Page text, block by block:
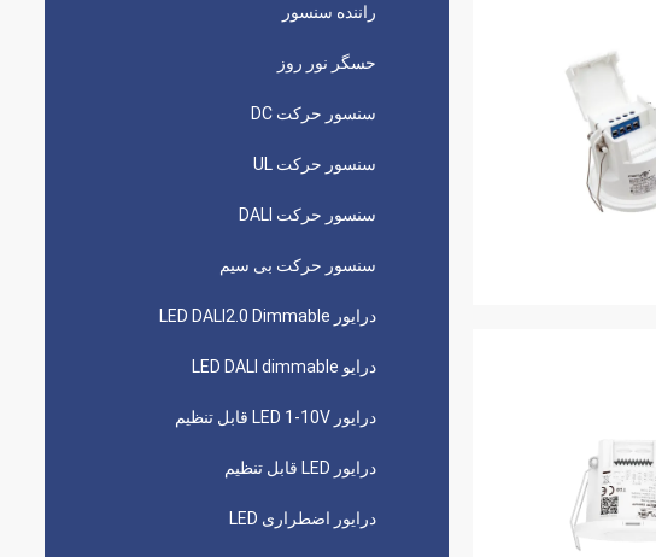
راننده سنسور
حسگر نور روز
سنسور حرکت DC
سنسور حرکت UL
سنسور حرکت DALI
سنسور حرکت بی سیم
درایور LED DALI2.0 Dimmable
درایو LED DALI dimmable
درایور LED 1-10V قابل تنظیم
درایور LED قابل تنظیم
درایور اضطراری LED